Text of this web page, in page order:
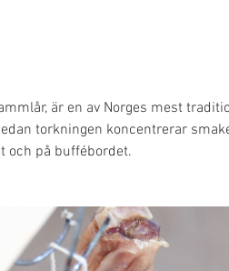
är en av Norges mest
torkningen koncentrerar
och på buffébordet.